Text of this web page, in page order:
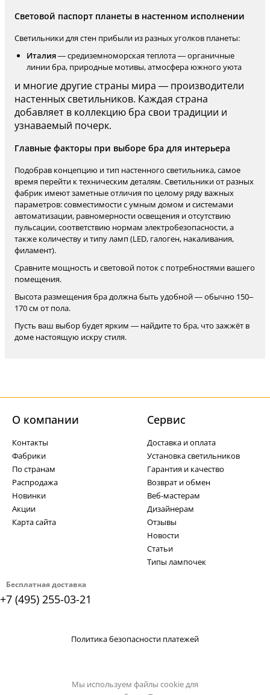
Световой паспорт планеты в настенном исполнении
Светильники для стен прибыли из разных уголков планеты:
Италия— средиземноморская теплота — органичные
линии бра, природные мотивы, атмосфера южного уюта
и многие другие страны мира — производители
настенных светильников. Каждая страна
добавляет в коллекцию бра свои традиции и
узнаваемый почерк.
Главные факторы при выборе бра для интерьера
Подобрав концепцию и тип настенного светильника, самое
время перейти к техническим деталям. Светильники от разных
фабрик имеют заметные отличия по целому ряду важных
параметров: совместимости с умным домом и системами
автоматизации, равномерности освещения и отсутствию
пульсации, соответствию нормам электробезопасности, а
также количеству и типу ламп (LED, галоген, накаливания,
филамент).
Сравните мощность и световой поток с потребностями вашего
помещения.
Высота размещения бра должна быть удобной — обычно 150–
170 см от пола.
Пусть ваш выбор будет ярким — найдите то бра, что зажжёт в
доме настоящую искру стиля.
Бесплатная доставка
+7 (495) 255-03-21
О компании
Контакты
Фабрики
По странам
Распродажа
Новинки
Акции
Карта сайта
Cервис
Доставка и оплата
Установка светильников
Гарантия и качество
Возврат и обмен
Веб-мастерам
Дизайнерам
Отзывы
Новости
Статьи
Типы лампочек
Политика безопасности платежей
Мы используем файлы cookie для